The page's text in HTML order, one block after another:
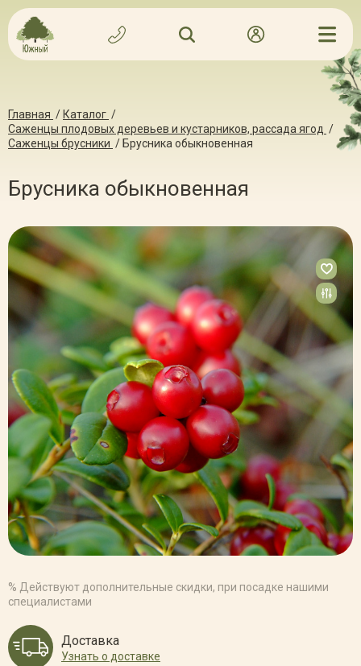
Главная / Каталог /
Саженцы плодовых деревьев и кустарников, рассада ягод /
Саженцы брусники / Брусника обыкновенная
Брусника обыкновенная
% Действуют дополнительные скидки, при посадке нашими
специалистами
Доставка
Узнать о доставке